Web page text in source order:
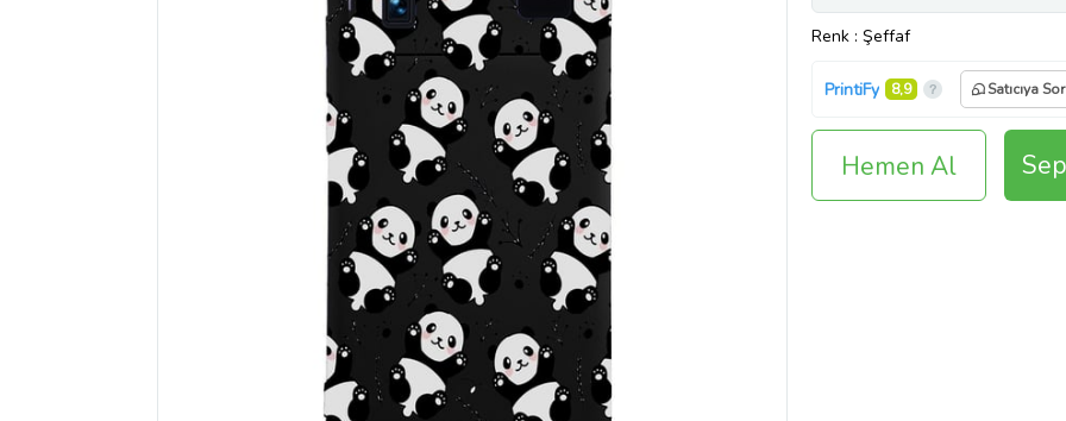
Renk : Şeffaf
PrintiFy 8,9 Satıcıya Sor
Hemen Al